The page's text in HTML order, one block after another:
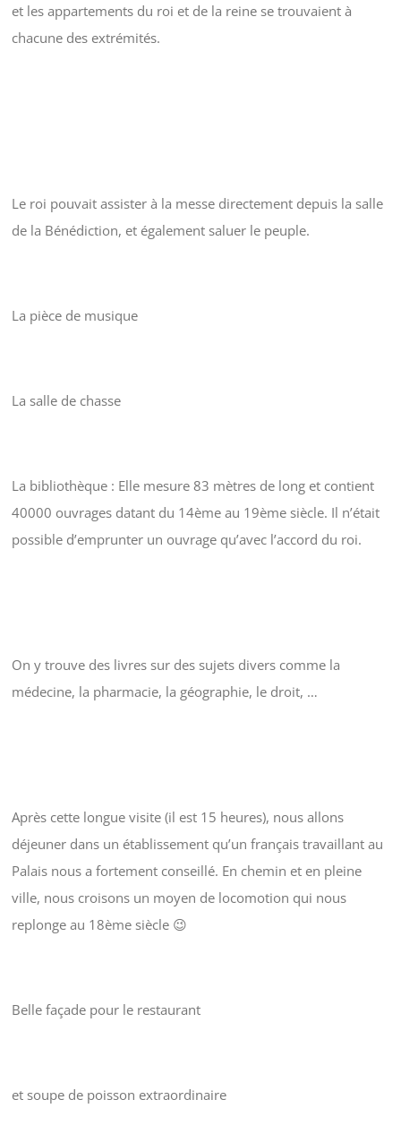
et les appartements du roi et de la reine se trouvaient à
chacune des extrémités.
Le roi pouvait assister à la messe directement depuis la salle
de la Bénédiction, et également saluer le peuple.
La pièce de musique
La salle de chasse
La bibliothèque : Elle mesure 83 mètres de long et contient
40000 ouvrages datant du 14ème au 19ème siècle. Il n’était
possible d’emprunter un ouvrage qu’avec l’accord du roi.
On y trouve des livres sur des sujets divers comme la
médecine, la pharmacie, la géographie, le droit, …
Après cette longue visite (il est 15 heures), nous allons
déjeuner dans un établissement qu’un français travaillant au
Palais nous a fortement conseillé. En chemin et en pleine
ville, nous croisons un moyen de locomotion qui nous
replonge au 18ème siècle 😉
Belle façade pour le restaurant
et soupe de poisson extraordinaire